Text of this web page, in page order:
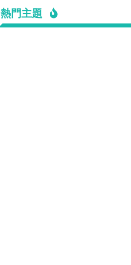
熱門主題